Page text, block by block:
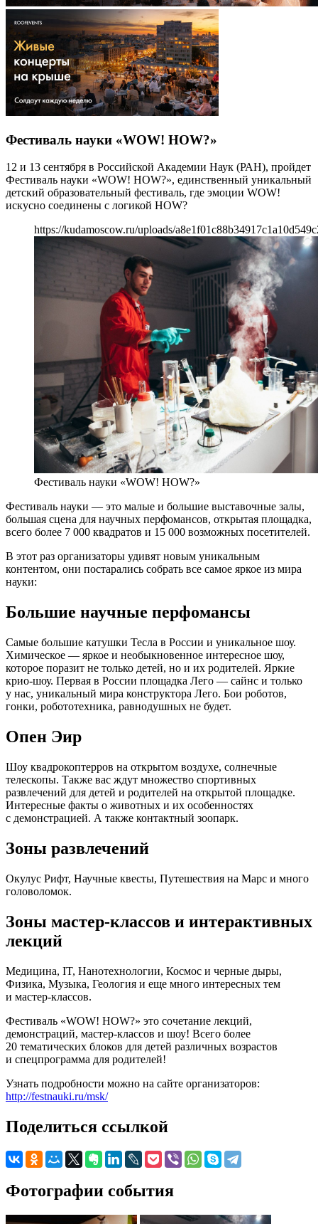
Фестиваль науки «WOW! HOW?»
12 и 13 сентября в Российской Академии Наук (РАН), пройдет
Фестиваль науки «WOW! HOW?», единственный уникальный
детский образовательный фестиваль, где эмоции WOW!
искусно соединены c логикой HOW?
https://kudamoscow.ru/uploads/
Фестиваль науки «WOW! HOW?»
Фестиваль науки — это малые и большие выставочные залы,
большая сцена для научных перфомансов, открытая площадка,
всего более 7 000 квадратов и 15 000 возможных посетителей.
В этот раз организаторы удивят новым уникальным
контентом, они постарались собрать все самое яркое из мира
науки:
Большие научные перфомансы
Самые большие катушки Тесла в России и уникальное шоу.
Химическое — яркое и необыкновенное интересное шоу,
которое поразит не только детей, но и их родителей. Яркие
крио-шоу. Первая в России площадка Лего — сайнс и только
у нас, уникальный мира конструктора Лего. Бои роботов,
гонки, робототехника, равнодушных не будет.
Опен Эир
Шоу квадрокоптерров на открытом воздухе, солнечные
телескопы. Также вас ждут множество спортивных
развлечений для детей и родителей на открытой площадке.
Интересные факты о животных и их особенностях
с демонстрацией. А также контактный зоопарк.
Зоны развлечений
Окулус Рифт, Научные квесты, Путешествия на Марс и много
головоломок.
Зоны мастер-классов и интерактивных
лекций
Медицина, IT, Нанотехнологии, Космос и черные дыры,
Физика, Музыка, Геология и еще много интересных тем
и мастер-классов.
Фестиваль «WOW! HOW?» это сочетание лекций,
демонстраций, мастер-классов и шоу! Всего более
20 тематических блоков для детей различных возрастов
и спецпрограмма для родителей!
Узнать подробности можно на сайте организаторов:
http://festnauki.ru/msk/
Поделиться ссылкой
Фотографии события